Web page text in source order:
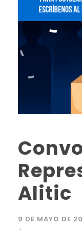
Alitic
9 DE MAYO DE